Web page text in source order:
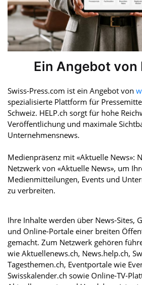
Ein Angebot von
Swiss-Press.com ist ein Angebot von
spezialisierte Plattform für
Schweiz. HELP.ch sorgt für hohe
Veröffentlichung und maximale
Unternehmensnews.
Medienpräsenz mit «Aktuelle News»:
Netzwerk von «Aktuelle News», um
Medienmitteilungen, Events und
zu verbreiten.
Ihre Inhalte werden über News-Sites,
und Online-Portale einer breiten
gemacht. Zum Netzwerk gehören
wie Aktuellenews.ch, News.help.ch,
Tagesthemen.ch, Eventportale wie
Swisskalender.ch sowie Online-TV-